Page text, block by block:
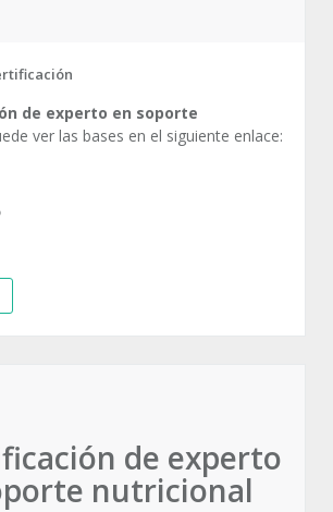
de experto en soporte
ver las bases en el siguiente enlace:
de experto
nutricional